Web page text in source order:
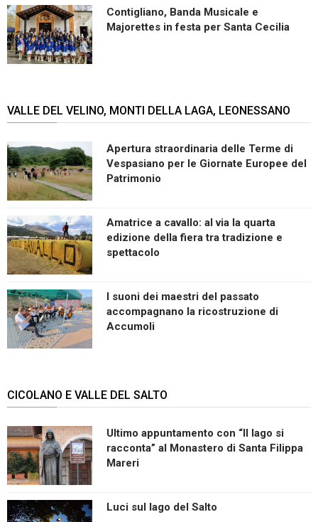
Contigliano, Banda Musicale e
Majorettes in festa per Santa Cecilia
VALLE DEL VELINO, MONTI DELLA LAGA, LEONESSANO
Apertura straordinaria delle Terme di
Vespasiano per le Giornate Europee del
Patrimonio
Amatrice a cavallo: al via la quarta
edizione della fiera tra tradizione e
spettacolo
I suoni dei maestri del passato
accompagnano la ricostruzione di
Accumoli
CICOLANO E VALLE DEL SALTO
Ultimo appuntamento con “Il lago si
racconta” al Monastero di Santa Filippa
Mareri
Luci sul lago del Salto